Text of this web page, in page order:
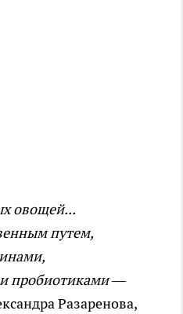
овощей...
путем,
пробиотиками—
Разаренова,